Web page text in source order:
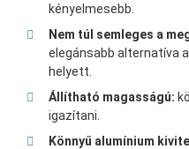
kényelmesebb.
Nem túl semleges a
elegánsabb alternatíva
helyett.
Állítható magasságú:
igazítani.
Könnyű alumínium